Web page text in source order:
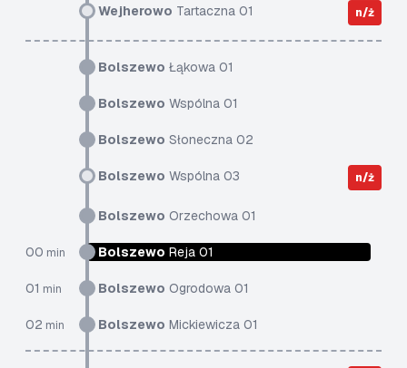
Wejherowo Tartaczna 01 n/ż
Bolszewo Łąkowa 01
Bolszewo Wspólna 01
Bolszewo Słoneczna 02
Bolszewo Wspólna 03 n/ż
Bolszewo Orzechowa 01
00 min Bolszewo Reja 01
01 min Bolszewo Ogrodowa 01
02 min Bolszewo Mickiewicza 01